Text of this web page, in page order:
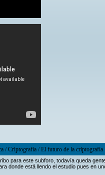
/Criptografía/El futuro de la criptografía
para este subforo, todavía queda
donde está llendo el estudio pues en